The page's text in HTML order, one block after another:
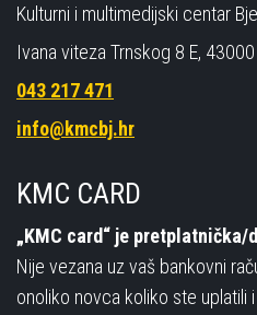
Kulturni i multimedijski centar
Ivana viteza Trnskog 8 E,
043 217 471
info@kmcbj.hr
KMC CARD
„KMC card“ je
Nije vezana uz vaš bankovni
onoliko novca koliko ste uplatili